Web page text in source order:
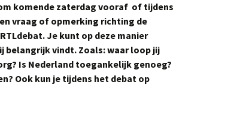
komende zaterdag vooraf of tijdens
vraag of opmerking richting de
Je kunt op deze manier
belangrijk vindt. Zoals: waar loop jij
Is Nederland toegankelijk genoeg?
Ook kun je tijdens het debat op